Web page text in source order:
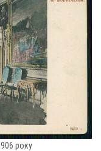
року